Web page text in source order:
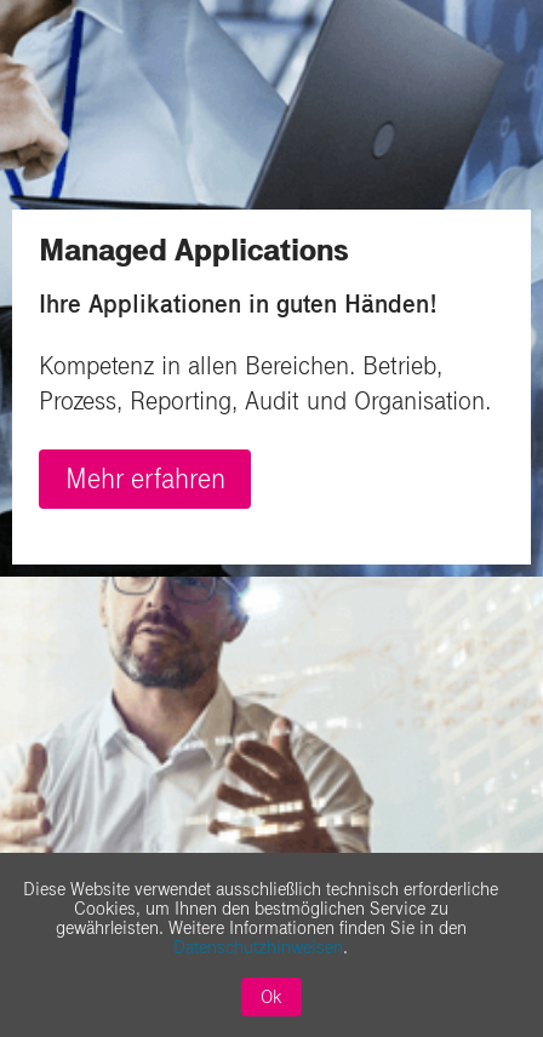
Diese Website verwendet ausschließlich technisch erforderliche
Cookies, um Ihnen den bestmöglichen Service zu
gewährleisten. Weitere Informationen finden Sie in den
Datenschutzhinweisen.
Ok
Managed Applications
Ihre Applikationen in guten Händen!
Kompetenz in allen Bereichen. Betrieb,
Prozess, Reporting, Audit und Organisation.
Mehr erfahren
Professional Services